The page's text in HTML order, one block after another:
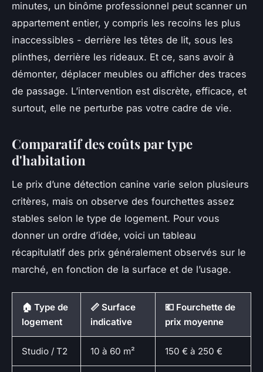
minutes, un binôme professionnel peut scanner un
appartement entier, y compris les recoins les plus
inaccessibles - derrière les têtes de lit, sous les
plinthes, derrière les rideaux. Et ce, sans avoir à
démonter, déplacer meubles ou afficher des traces
de passage. L’intervention est discrète, efficace, et
surtout, elle ne perturbe pas votre cadre de vie.
Comparatif des coûts par type
d'habitation
Le prix d’une détection canine varie selon plusieurs
critères, mais on observe des fourchettes assez
stables selon le type de logement. Pour vous
donner un ordre d’idée, voici un tableau
récapitulatif des prix généralement observés sur le
marché, en fonction de la surface et de l’usage.
🏠 Type de
logement
📏 Surface
indicative
💶 Fourchette de
prix moyenne
Studio / T2 10 à 60 m² 150 € à 250 €